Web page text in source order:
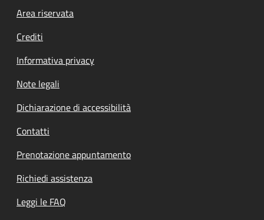
Footer menu
Area riservata
Crediti
Informativa privacy
Note legali
Dichiarazione di accessibilità
Contatti
Prenotazione appuntamento
Richiedi assistenza
Leggi le FAQ